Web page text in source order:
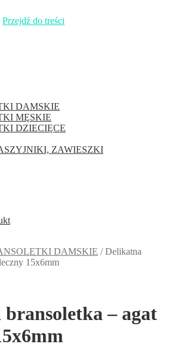
Przejdź do treści
DAMSKIE
MĘSKIE
DZIECIĘCE
ZAWIESZKI
DAMSKIE /Delikatna
15x6mm
– agat